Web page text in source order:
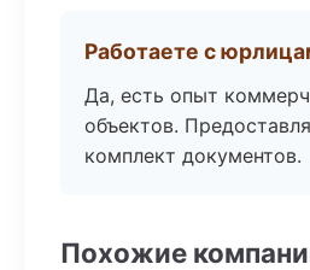
Работаете с
Да, есть опыт
объектов.
комплект документов.
Похожие